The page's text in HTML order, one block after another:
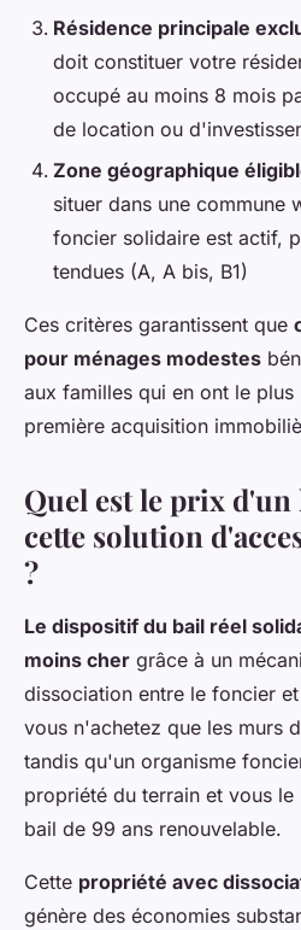
Résidence principale
doit constituer votre
occupé au moins 8 mois
de location ou
Zone géographique
situer dans une commune
foncier solidaire est actif,
tendues (A, A bis, B1)
Ces critères garantissent que
pour ménages modestes
aux familles qui en ont le
première acquisition
Quel est le prix d'un
cette solution
?
Le dispositif du bail réel
moins cher grâce à un
dissociation entre le foncier
vous n'achetez que les murs
tandis qu'un organisme
propriété du terrain et vous
bail de 99 ans renouvelable.
Cette propriété avec
génère des économies